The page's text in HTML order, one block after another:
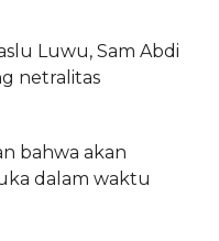
Luwu, Sam Abdi
netralitas
bahwa akan
dalam waktu